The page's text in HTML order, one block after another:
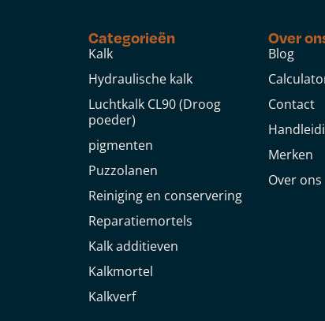
Categorieën
Kalk
Hydraulische kalk
Luchtkalk CL90 (Droog
poeder)
pigmenten
Puzzolanen
Reiniging en conservering
Reparatiemortels
Kalk additieven
Kalkmortel
Kalkverf
Over
Blog
Contact
Merken
Over ons